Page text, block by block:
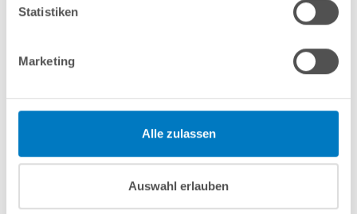
Statistiken
Marketing
Alle zulassen
Auswahl erlauben
Vergleichen Merken